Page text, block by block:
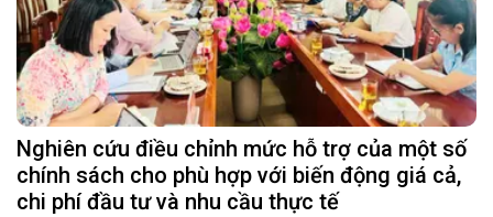
Nghiên cứu điều chỉnh mức hỗ trợ của một số
chính sách cho phù hợp với biến động giá cả,
chi phí đầu tư và nhu cầu thực tế